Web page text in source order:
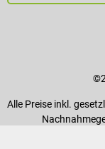
Alle Preise inkl.